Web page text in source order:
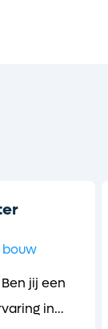
Ben jij een
in